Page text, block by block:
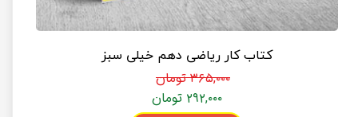
کتاب کار ریاضی دهم خیلی سبز
۳۶۵,۰۰۰ تومان
۲۹۲,۰۰۰ تومان